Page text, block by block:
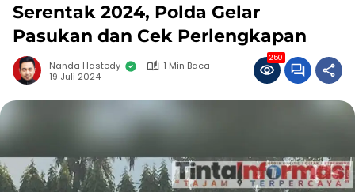
Serentak 2024, Polda Gelar
Pasukan dan Cek Perlengkapan
Nanda Hastedy
1 Min Baca
19 Juli 2024
250